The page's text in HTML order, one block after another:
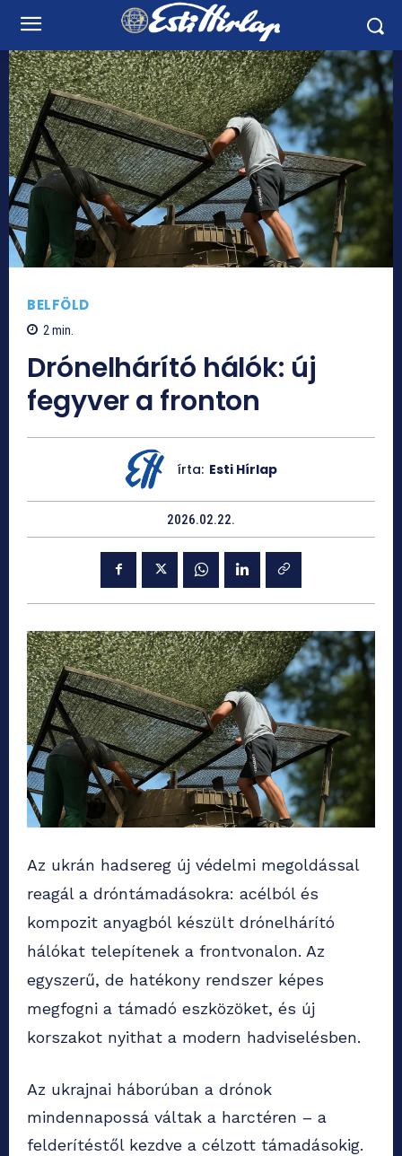
BELFÖLD
2min.
Drónelhárító hálók: új
fegyver a fronton
írta: Esti Hírlap
2026.02.22.
Az ukrán hadsereg új védelmi megoldással
reagál a dróntámadásokra: acélból és
kompozit anyagból készült drónelhárító
hálókat telepítenek a frontvonalon. Az
egyszerű, de hatékony rendszer képes
megfogni a támadó eszközöket, és új
korszakot nyithat a modern hadviselésben.
Az ukrajnai háborúban a drónok
mindennapossá váltak a harctéren – a
felderítéstől kezdve a célzott támadásokig.